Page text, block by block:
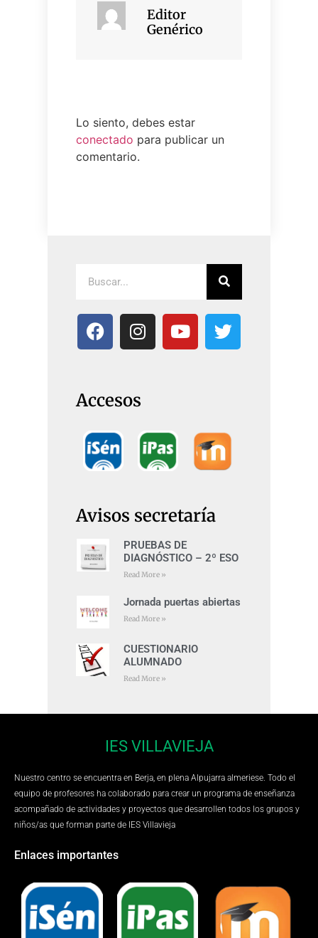
Editor
Genérico
Lo siento, debes estar
conectado para publicar un
comentario.
Accesos
Avisos secretaría
PRUEBAS DE
DIAGNÓSTICO – 2º ESO
Read More »
Jornada puertas abiertas
Read More »
CUESTIONARIO
ALUMNADO
Read More »
IES VILLAVIEJA
Nuestro centro se encuentra en Berja, en plena Alpujarra almeriese. Todo el
equipo de profesores ha colaborado para crear un programa de enseñanza
acompañado de actividades y proyectos que desarrollen todos los grupos y
niños/as que forman parte de IES Villavieja
Enlaces importantes